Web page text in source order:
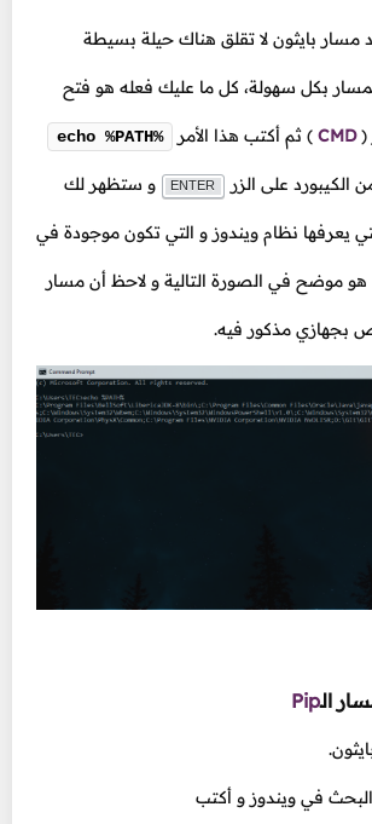
مسار بايثون لا تقلق هناك حيلة بسيطة
بكل سهولة، كل ما عليك فعله هو فتح
(
CMD
) ثم أكتب هذا الأمر echo %PATH%
على الزر ENTER و ستظهر لك
يعرفها نظام ويندوز و التي تكون موجودة في
هو موضح في الصورة التالية و لاحظ أن مسار
بجهازي مذكور فيه.
الـPip
في ويندوز و أكتب